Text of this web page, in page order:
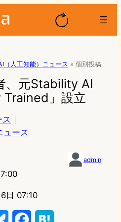
（人工知能）ニュース » 個別投稿
、元Stability AI
Trained」設立
｜
ュース
admin
日 07:10